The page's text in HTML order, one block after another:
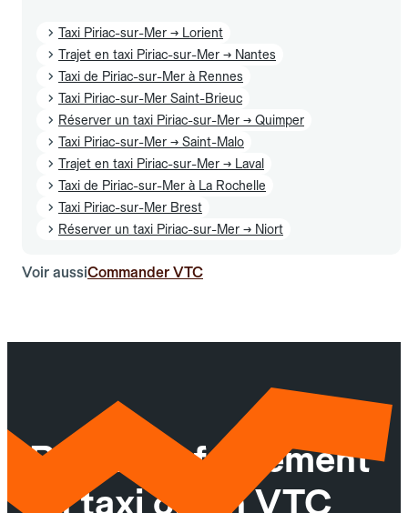
Taxi Piriac-sur-Mer → Lorient
Trajet en taxi Piriac-sur-Mer → Nantes
Taxi de Piriac-sur-Mer à Rennes
Taxi Piriac-sur-Mer Saint-Brieuc
Réserver un taxi Piriac-sur-Mer → Quimper
Taxi Piriac-sur-Mer → Saint-Malo
Trajet en taxi Piriac-sur-Mer → Laval
Taxi de Piriac-sur-Mer à La Rochelle
Taxi Piriac-sur-Mer Brest
Réserver un taxi Piriac-sur-Mer → Niort
Voir aussiCommander VTC
Réservez facilement
un taxi ou un VTC